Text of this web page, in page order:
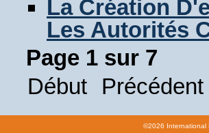
La Création
Les Autorités
Page 1 sur 7
Début
Précédent
©2026 International